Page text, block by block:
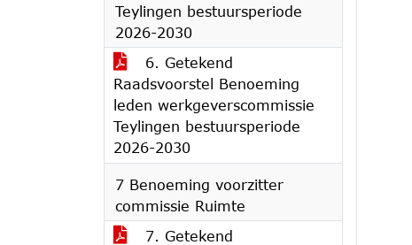
Teylingen bestuursperiode
2026-2030
6. Getekend
Raadsvoorstel Benoeming
leden werkgeverscommissie
Teylingen bestuursperiode
2026-2030
7 Benoeming voorzitter
commissie Ruimte
7. Getekend